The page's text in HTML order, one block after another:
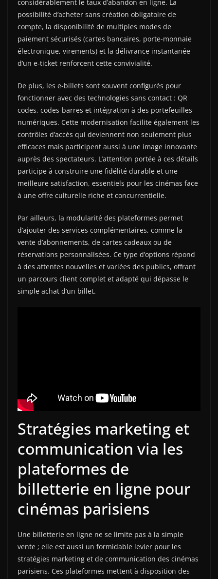
considérablement le taux d’abandon en ligne. La
possibilité d’acheter sans création obligatoire de
compte, la disponibilité de multiples modes de
paiement sécurisés (cartes bancaires, porte-monnaie
électronique, virements) et la délivrance instantanée
d’un e-ticket renforcent cette convivialité.
De plus, les e-billets sont souvent configurés pour
fonctionner avec des technologies sans contact : QR
codes, codes-barres et intégration à des portefeuilles
numériques. Cette modernisation facilite également les
contrôles d’accès qui deviennent non seulement plus
efficaces mais participent aussi à une image innovante
auprès des spectateurs. L’attention portée à ces détails
participe à construire une fidélité durable et une
meilleure satisfaction, essentiels pour les cinémas face
à une offre culturelle riche et concurrentielle.
Par ailleurs, la modularité des plateformes permet
d’ajouter des services complémentaires, comme la
vente d’abonnements, de cartes cadeaux ou de
réservations personnalisées. Ce type d’options répond
à des attentes nouvelles et variées des publics, offrant
un parcours client complet et adapté qui dépasse le
simple achat d’un billet.
Stratégies marketing et
communication via les
plateformes de
billetterie en ligne pour
cinémas parisiens
Une billetterie en ligne ne se limite pas à la simple
vente ; elle est aussi un formidable levier pour les
stratégies marketing et de communication des cinémas
parisiens. Ces plateformes mettent à disposition des